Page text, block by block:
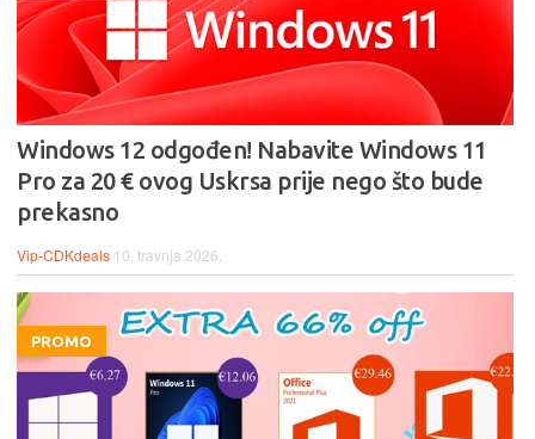
Windows 12 odgođen! Nabavite Windows 11
Pro za 20 € ovog Uskrsa prije nego što bude
prekasno
Vip-CDKdeals 10. travnja 2026.
PROMO